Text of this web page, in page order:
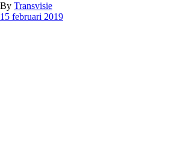
By Transvisie
15 februari 2019